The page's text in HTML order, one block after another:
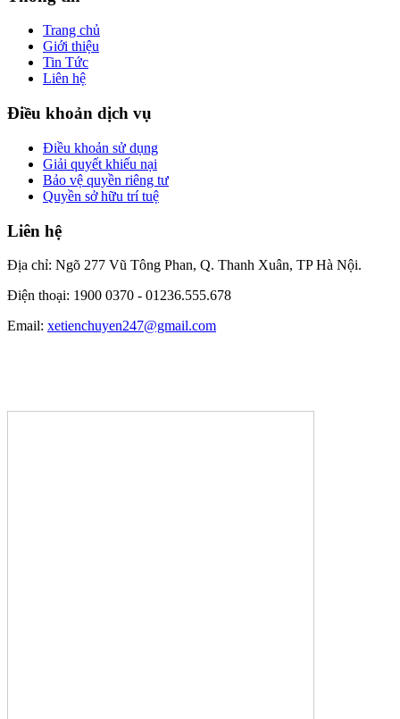
Trang chủ
Giới thiệu
Tin Tức
Liên hệ
Điều khoản dịch vụ
Điều khoản sử dụng
Giải quyết khiếu nại
Bảo vệ quyền riêng tư
Quyền sở hữu trí tuệ
Liên hệ
Địa chỉ: Ngõ 277 Vũ Tông Phan, Q. Thanh Xuân, TP Hà Nội.
Điện thoại: 1900 0370 - 01236.555.678
Email: xetienchuyen247@gmail.com